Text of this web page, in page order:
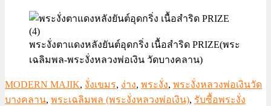
พระงั่งตาแดงหลังยันต์อุดกริ่ง เนื้อสำริด PRIZE(พระ
เฉลิมพล-พระงั่งหลวงพ่อเงิน วัดบางคลาน)
MODERN MAJIK, งั่งเขมร, ง่าง, พระงั่ง, พระงั่งหลวงพ่อเงินวัด
บางคลาน, พระเฉลิมพล (พระงั่งหลวงพ่อเงิน), รับซื้อพระงั่ง